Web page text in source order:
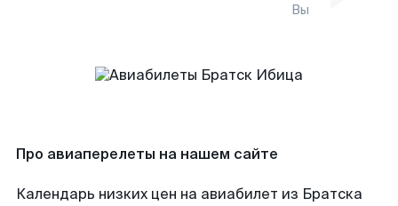
Вы
Про авиаперелеты на нашем сайте
Календарь низких цен на авиабилет из Братска